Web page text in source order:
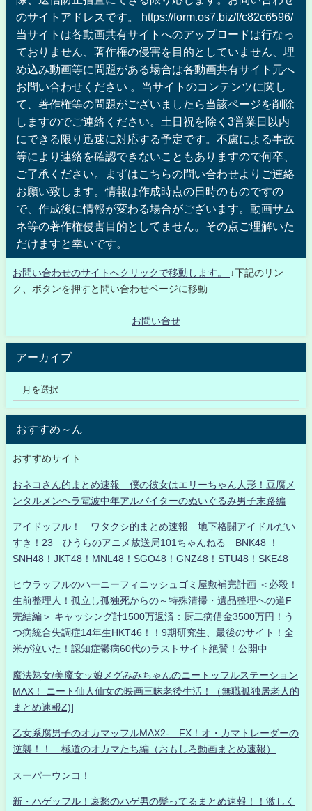
のサイトアドレスです。 https://form.os7.biz/f/c82c6596/
当サイトは各動画共有サイトへのアップロードは行なっ
ておりません、著作権の侵害を目的としていません、埋
め込み動画等に問題がある場合は各動画共有サイト元へ
お問い合わせください 。当サイトのコンテンツに関し
て、著作権等の問題がございましたら当該ページを削除
しますのでご連絡ください。土日祝を除く3営業日以内
にできる限り迅速に対応する予定です。不慮による事故
等により連絡を確認できないこともありますので何卒、
ご了承ください。まずはこちらの問い合わせよりご連絡
お願い致します。情報は作成時点の日時のものですの
で、作成後に情報が変わる場合がございます。動画サム
ネ等の著作権侵害目的としてません。その点ご理解いた
だけますと幸いです。
お問い合わせのサイトへクリックで移動します。
↓下記のリン
ク、ボタンを押すと問い合わせページに移動
お問い合せ
アーカイブ
おすすめ～ん
おすすめサイト
おネコさん的まとめ速報 僕の彼女はエリーちゃん人形！豆腐メ
ンタルメンヘラ電波中年アルバイターのぬいぐるみ男子末路編
アイドッフル！ ワタクシ的まとめ速報 地下格闘アイドルだい
すき！23 ひうらのアニメ放送局101ちゃんねる BNK48 ！
SNH48！JKT48！MNL48！SGO48！GNZ48！STU48！SKE48
ヒウラッフルのハーニーフィニッシュゴミ屋敷補完計画 ＜必殺！
生前整理人！孤立し孤独死からの～特殊清掃・遺品整理への道F
完結編＞ キャッシング計1500万返済：厨二病借金3500万円！う
つ病統合失調症14年生HKT46！！9期研究生、最後のサイト！全
米が泣いた！認知症鬱病60代のラストサイト絶賛！公開中
魔法熟女/美魔女ッ娘メグみみちゃんのニートッフルステーション
MAX！ ニート仙人仙女の映画三昧老後生活！（無職孤独居老人的
まとめ速報Z)]
乙女系腐男子のオカマッフルMAX2- FX！オ・カマトレーダーの
逆襲！！ 極道のオカマたち編（おもしろ動画まとめ速報）
スーパーウンコ！
新・ハゲッフル！哀愁のハゲ男の髪ってるまとめ速報！！激しく